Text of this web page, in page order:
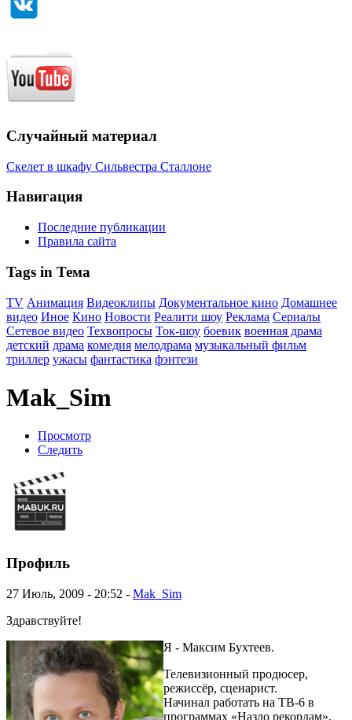
Случайный материал
Скелет в шкафу Сильвестра Сталлоне
Навигация
Последние публикации
Правила сайта
Tags in Тема
TV Анимация Видеоклипы Документальное кино Домашнее
видео Иное Кино Новости Реалити шоу Реклама Сериалы
Сетевое видео Техвопросы Ток-шоу боевик военная драма
детский драма комедия мелодрама музыкальный фильм
триллер ужасы фантастика фэнтези
Mak_Sim
Просмотр
Следить
Профиль
27 Июль, 2009 - 20:52 - Mak_Sim
Здравствуйте!
Я - Максим Бухтеев.
Телевизионный продюсер,
режиссёр, сценарист.
Начинал работать на ТВ-6 в
программах «Назло рекордам»,